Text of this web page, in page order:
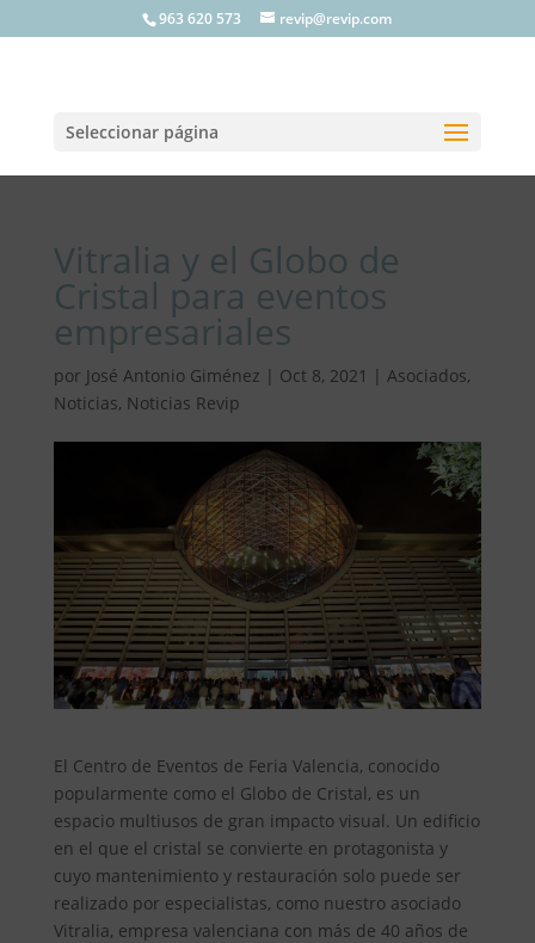
963 620 573 revip@revip.com
Seleccionar página
Vitralia y el Globo de
Cristal para eventos
empresariales
por José Antonio Giménez | Oct 8, 2021 | Asociados,
Noticias, Noticias Revip
El Centro de Eventos de Feria Valencia, conocido
popularmente como el Globo de Cristal, es un
espacio multiusos de gran impacto visual. Un edificio
en el que el cristal se convierte en protagonista y
cuyo mantenimiento y restauración solo puede ser
realizado por especialistas, como nuestro asociado
Vitralia, empresa valenciana con más de 40 años de